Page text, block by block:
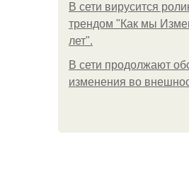
В сети вирусится
трендом "Как мы
лет".
В сети продолжают
изменения во